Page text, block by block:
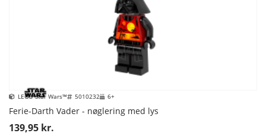
LEGO Star Wars™ 5010232 6+
Ferie-Darth Vader - nøglering med lys
139,95 kr.